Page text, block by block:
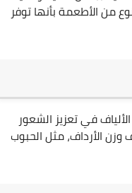
من الأطعمة بأنها توفر
في تعزيز الشعور
الأرداف، مثل الحبوب